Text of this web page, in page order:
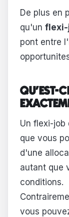
De plus en
qu'un flexi-
pont entre
QU'EST-
Un flexi-job
que vous
d'une
autant que
conditions.
vous